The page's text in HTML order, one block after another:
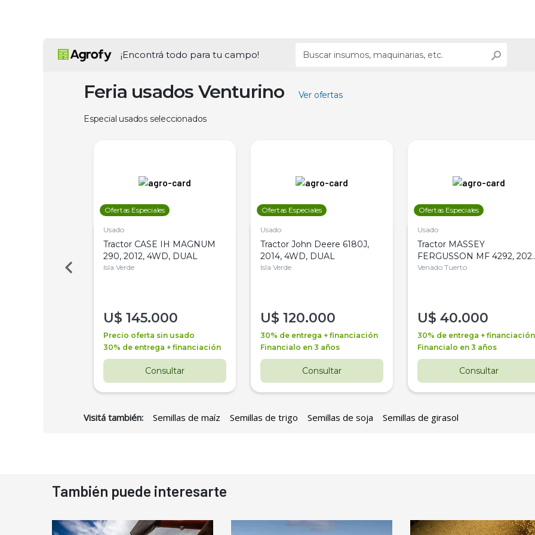
¡Encontrá todo para tu campo!
Feria usados Venturino Ver ofertas
Especial usados seleccionados
Ofertas Especiales
Usado
Tractor CASE IH MAGNUM
290, 2012, 4WD, DUAL
Isla Verde
U$ 145.000
Precio oferta sin usado
30% de entrega + financiación
Consultar
Ofertas Especiales
Usado
Tractor John Deere 6180J,
2014, 4WD, DUAL
Isla Verde
U$ 120.000
30% de entrega + financiación
Financialo en 3 años
Consultar
Ofertas Especiales
Usado
Tractor MASSEY
FERGUSSON MF 4292,
4WD, PATON
Venado Tuerto
U$ 40.000
30% de entrega + financiación
Financialo en 3 años
Consultar
Visitá también: Semillas de maíz Semillas de trigo Semillas de soja Semillas de girasol
También puede interesarte